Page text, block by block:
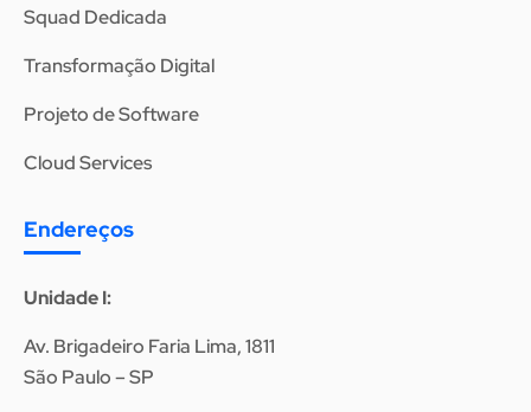
Squad Dedicada
Transformação Digital
Projeto de Software
Cloud Services
Endereços
Unidade I:
Av. Brigadeiro Faria Lima, 1811
São Paulo – SP